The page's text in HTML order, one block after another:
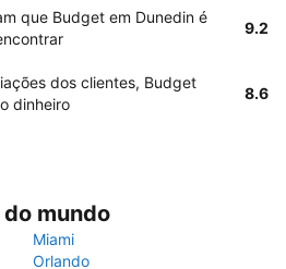
que Budget em Dunedin é
9.2
dos clientes, Budget
dinheiro
8.6
mundo
Miami
Orlando